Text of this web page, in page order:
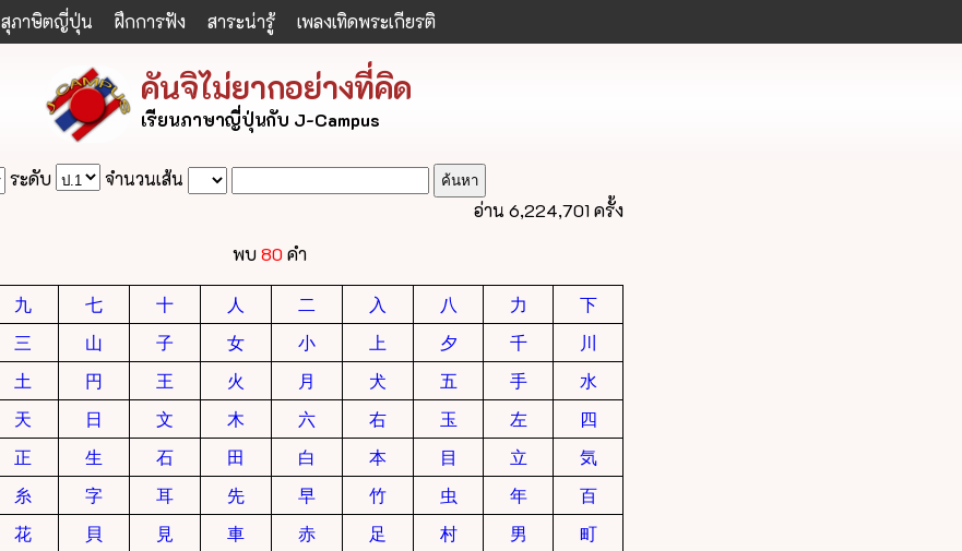
สุภาษิตญี่ปุ่น ฝึกการฟัง สาระน่ารู้ เพลงเทิดพระเกียรติ
คันจิไม่ยากอย่างที่คิด
เรียนภาษาญี่ปุ่นกับ J-Campus
ระดับ
จำนวนเส้น
อ่าน 6,224,701 ครั้ง
พบ80 คำ
九 七 十 人 二 入 八 力
下
三 山 子 女 小 上 夕 千
川
土 円 王 火 月 犬 五 手
水
天 日 文 木 六 右 玉 左
四
正 生 石 田 白 本 目 立
気
糸 字 耳 先 早 竹 虫 年
百
花 貝 見 車 赤 足 村 男
町